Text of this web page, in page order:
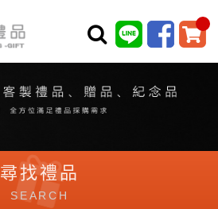
尋找禮品
SEARCH